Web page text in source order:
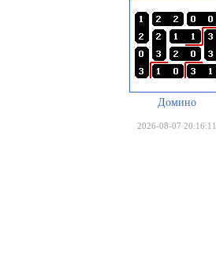
Домино
2026-08-07 20:16:11